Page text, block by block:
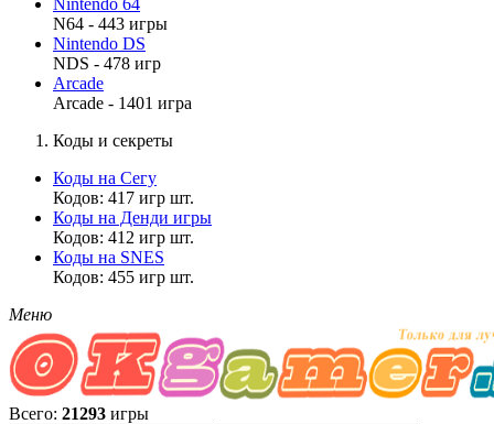
Nintendo 64
N64 - 443 игры
Nintendo DS
NDS - 478 игр
Arcade
Arcade - 1401 игра
Коды и секреты
Коды на Сегу
Кодов: 417 игр шт.
Коды на Денди игры
Кодов: 412 игр шт.
Коды на SNES
Кодов: 455 игр шт.
Меню
Всего: 21293 игры